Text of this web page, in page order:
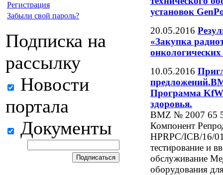
Регистрация
Забыли свой пароль?
Подписка на
рассылку
Новости
портала
Документы
установок
20.05.2016
«Закупка
10.05.2016
Программа
здоровья.
BMZ № 2007 65
Компонент
HPRPC/ICB/16/
тестирование и
обслуживание
оборудования